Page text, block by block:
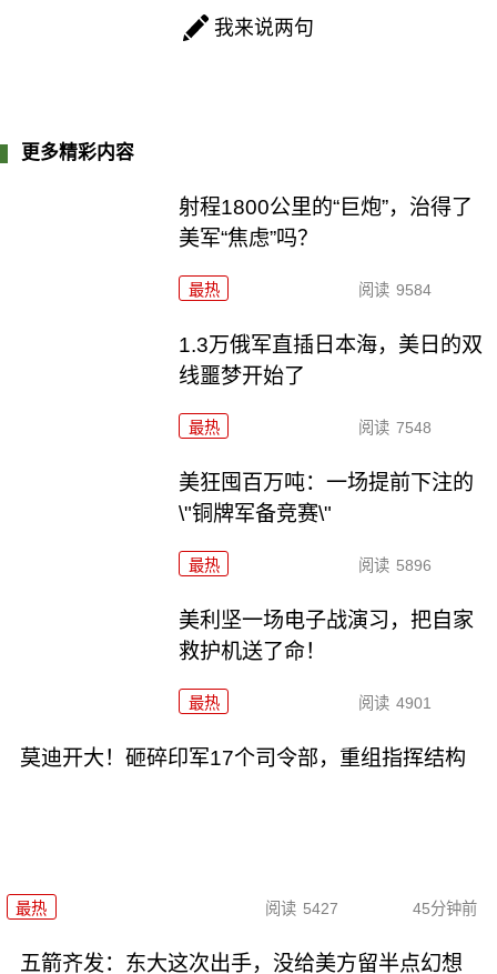
我来说两句
更多精彩内容
射程1800公里的“巨炮”，治得了
美军“焦虑”吗？
最热 阅读 9584
1.3万俄军直插日本海，美日的双
线噩梦开始了
最热 阅读 7548
美狂囤百万吨：一场提前下注的
\"铜牌军备竞赛\"
最热 阅读 5896
美利坚一场电子战演习，把自家
救护机送了命！
最热 阅读 4901
莫迪开大！砸碎印军17个司令部，重组指挥结构
最热 阅读 5427 45分钟前
五箭齐发：东大这次出手，没给美方留半点幻想